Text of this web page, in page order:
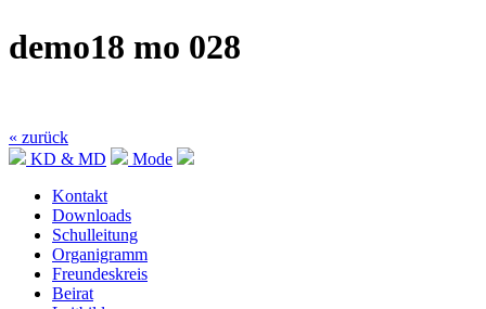
demo18 mo 028
« zurück
KD & MD
Mode
Kontakt
Downloads
Schulleitung
Organigramm
Freundeskreis
Beirat